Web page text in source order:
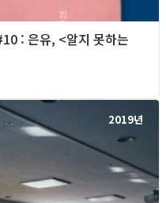
: 은유, <알지 못하는
2019년